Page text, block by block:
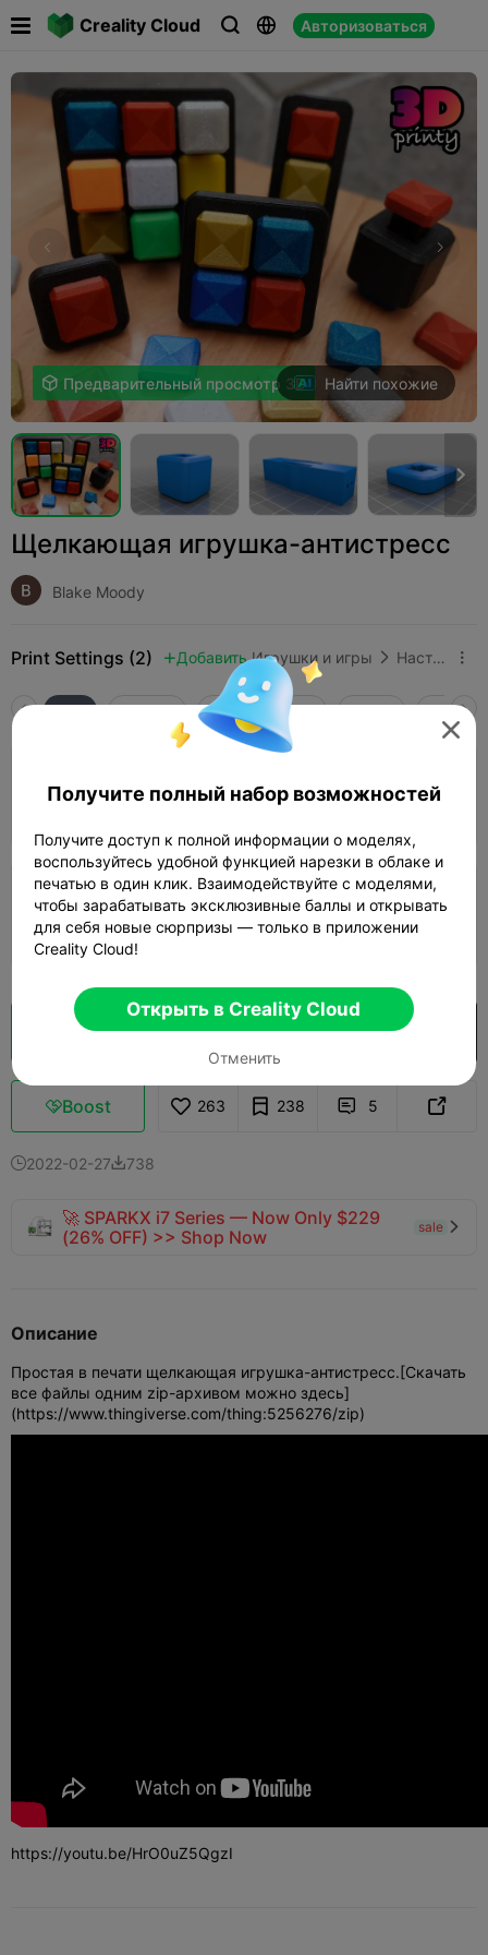
Creality Cloud   Авторизоваться
 
 Предварительный просмотр 3D Найти похожие

Щелкающая игрушка-антистресс
Blake Moody
Print Settings (2)  Добавить Игрушки и игры  Настольные и карточные игры 
K2 Pro

Слой 0,2 мм, 2 стенки, 15% заполнения
 02h 22m  1 plates  68.29g
Кусочек облака Открыть в Creality Cloud
Boost 263 238  5 
2022-02-27738
🚀 SPARKX i7 Series — Now Only $229
(26% OFF) >> Shop Now
sale 
Описание
Простая в печати щелкающая игрушка-антистресс.[Скачать
все файлы одним zip-архивом можно здесь]
(https://www.thingiverse.com/thing:5256276/zip)
https://youtu.be/HrO0uZ5QgzI

Получите полный набор возможностей
Получите доступ к полной информации о моделях,
воспользуйтесь удобной функцией нарезки в облаке и
печатью в один клик. Взаимодействуйте с моделями,
чтобы зарабатывать эксклюзивные баллы и открывать
для себя новые сюрпризы — только в приложении
Creality Cloud!
Открыть в Creality Cloud
Отменить